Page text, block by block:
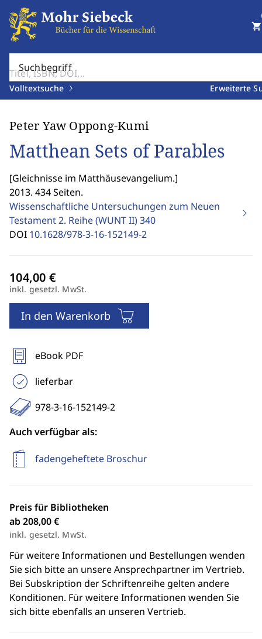
Suchbegriff
Volltextsuche Erweiterte
shopping_cart
Peter Yaw Oppong-Kumi
Matthean Sets of Parables
[Gleichnisse im Matthäusevangelium.]
2013. 434 Seiten.
Wissenschaftliche Untersuchungen zum Neuen
Testament 2. Reihe (WUNT II)340
DOI 10.1628/978-3-16-152149-2
inkl. gesetzl. MwSt.
In den Warenkorb
eBook PDF
lieferbar
978-3-16-152149-2
Auch verfügbar als:
fadengeheftete Broschur
Preis für Bibliotheken
ab 208,00 €
inkl. gesetzl. MwSt.
Für weitere Informationen und Bestellungen wenden
Sie sich bitte an unsere Ansprechpartner im Vertrieb.
Bei Subskription der Schriftenreihe gelten andere
Konditionen. Für weitere Informationen wenden Sie
sich bitte ebenfalls an unseren Vertrieb.